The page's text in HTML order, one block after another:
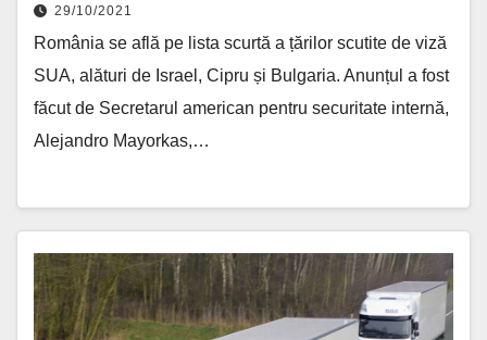
29/10/2021
România se află pe lista scurtă a țărilor scutite de viză
SUA, alături de Israel, Cipru și Bulgaria. Anunțul a fost
făcut de Secretarul american pentru securitate internă,
Alejandro Mayorkas,…